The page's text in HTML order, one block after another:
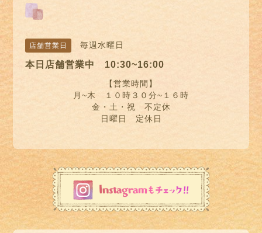
店舗営業日 毎週水曜日
本日店舗営業中 10:30~16:00
【営業時間】
月~木 １０時３０分~１６時
金・土・祝 不定休
日曜日 定休日